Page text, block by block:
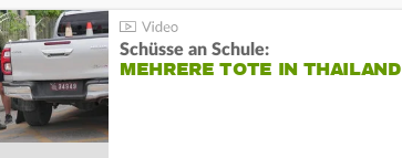
Schüsse an Schule:
MEHRERE TOTE IN THAILAND